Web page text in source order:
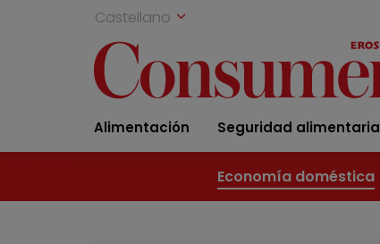
Castellano
Alimentación Seguridad alimentaria
Economía doméstica